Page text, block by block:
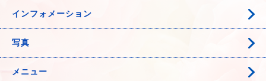
インフォメーション
写真
メニュー